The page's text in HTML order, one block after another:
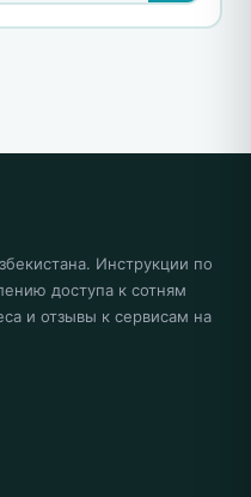
Инструкции по
доступа к сотням
и отзывы к сервисам на